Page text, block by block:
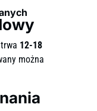
12-18
można